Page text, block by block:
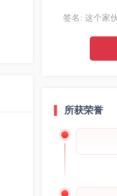
签名: 这个家
所获荣誉